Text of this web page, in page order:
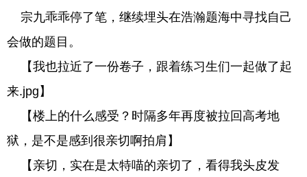
宗九乖乖停了笔，继续埋头在浩瀚题海中寻找自己
会做的题目。
【我也拉近了一份卷子，跟着练习生们一起做了起
来.jpg】
【楼上的什么感受？时隔多年再度被拉回高考地
狱，是不是感到很亲切啊拍肩】
【亲切，实在是太特喵的亲切了，看得我头皮发